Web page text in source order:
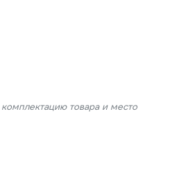
товара и место